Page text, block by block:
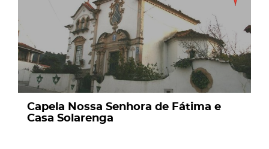
Capela Nossa Senhora de Fátima e
Casa Solarenga